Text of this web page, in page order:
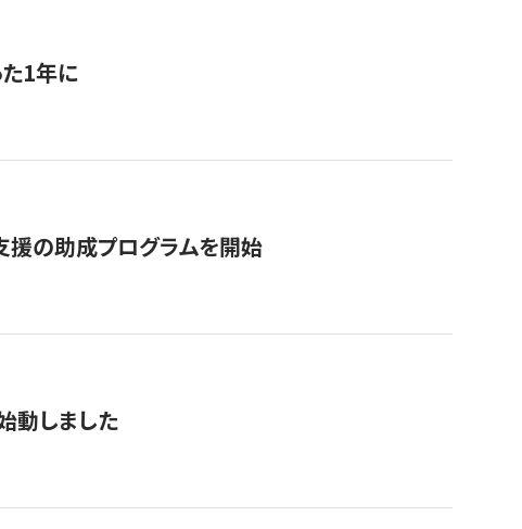
1年に
援の助成プログラムを開始
動しました